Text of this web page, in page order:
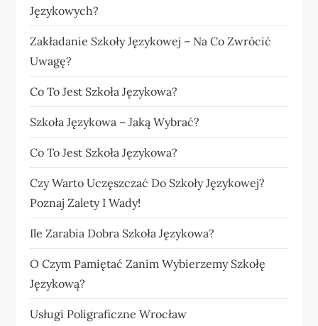
Językowych?
Zakładanie Szkoły Językowej – Na Co Zwrócić
Uwagę?
Co To Jest Szkoła Językowa?
Szkoła Językowa – Jaką Wybrać?
Co To Jest Szkoła Językowa?
Czy Warto Uczęszczać Do Szkoły Językowej?
Poznaj Zalety I Wady!
Ile Zarabia Dobra Szkoła Językowa?
O Czym Pamiętać Zanim Wybierzemy Szkołę
Językową?
Usługi Poligraficzne Wrocław